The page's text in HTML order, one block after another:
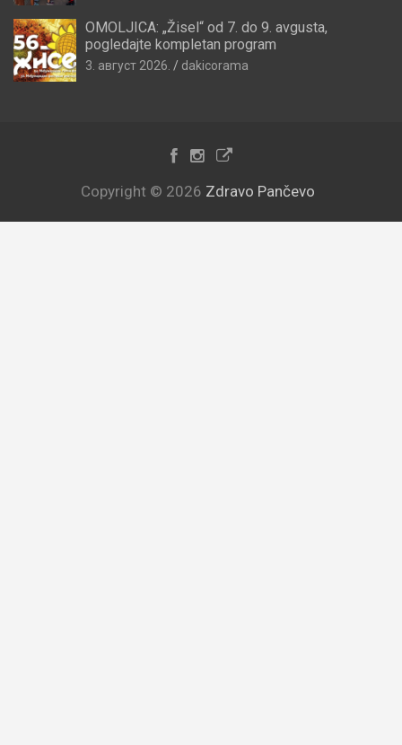
OMOLJICA: „Žisel“ od 7. do 9. avgusta,
pogledajte kompletan program
3. август 2026. dakicorama
Copyright © 2026 Zdravo Pančevo